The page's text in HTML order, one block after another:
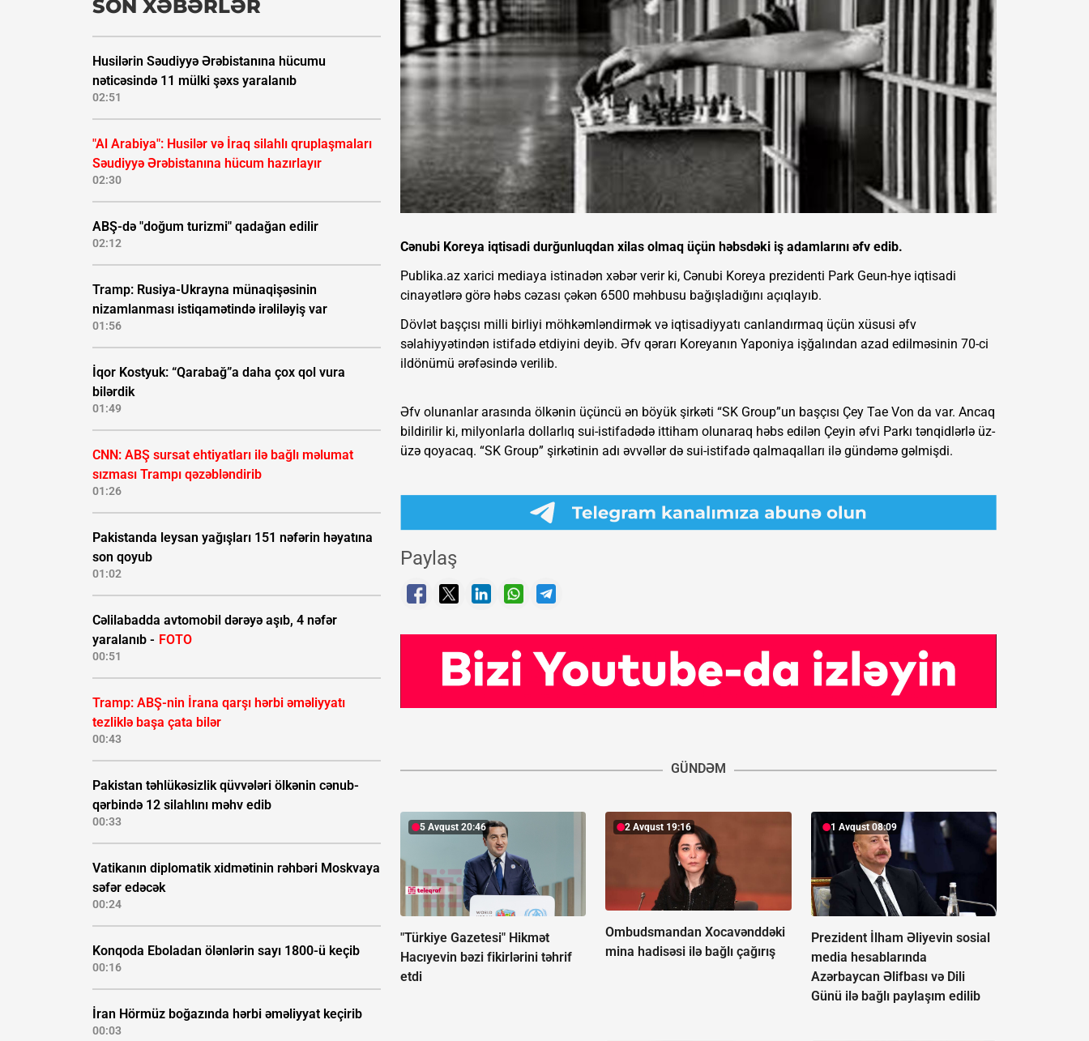
SON XƏBƏRLƏR
Husilərin Səudiyyə Ərəbistanına hücumu
nəticəsində 11 mülki şəxs yaralanıb
02:51
"Al Arabiya": Husilər və İraq silahlı qruplaşmaları
Səudiyyə Ərəbistanına hücum hazırlayır
02:30
ABŞ-də "doğum turizmi" qadağan edilir
02:12
Tramp: Rusiya-Ukrayna münaqişəsinin
nizamlanması istiqamətində irəliləyiş var
01:56
İqor Kostyuk: “Qarabağ”a daha çox qol vura
bilərdik
01:49
CNN: ABŞ sursat ehtiyatları ilə bağlı məlumat
sızması Trampı qəzəbləndirib
01:26
Pakistanda leysan yağışları 151 nəfərin həyatına
son qoyub
01:02
Cəlilabadda avtomobil dərəyə aşıb, 4 nəfər
yaralanıb - FOTO
00:51
Tramp: ABŞ-nin İrana qarşı hərbi əməliyyatı
tezliklə başa çata bilər
00:43
Pakistan təhlükəsizlik qüvvələri ölkənin cənub-
qərbində 12 silahlını məhv edib
00:33
Vatikanın diplomatik xidmətinin rəhbəri Moskvaya
səfər edəcək
00:24
Konqoda Eboladan ölənlərin sayı 1800-ü keçib
00:16
İran Hörmüz boğazında hərbi əməliyyat keçirib
00:03
Cənubi Koreya iqtisadi durğunluqdan xilas olmaq üçün həbsdəki iş adamlarını əfv edib.
Publika.az xarici mediaya istinadən xəbər verir ki, Cənubi Koreya prezidenti Park Geun-hye iqtisadi
cinayətlərə görə həbs cəzası çəkən 6500 məhbusu bağışladığını açıqlayıb.
Dövlət başçısı milli birliyi möhkəmləndirmək və iqtisadiyyatı canlandırmaq üçün xüsusi əfv
səlahiyyətindən istifadə etdiyini deyib. Əfv qərarı Koreyanın Yaponiya işğalından azad edilməsinin 70-ci
ildönümü ərəfəsində verilib.
Əfv olunanlar arasında ölkənin üçüncü ən böyük şirkəti “SK Group”un başçısı Çey Tae Von da var. Ancaq
bildirilir ki, milyonlarla dollarlıq sui-istifadədə ittiham olunaraq həbs edilən Çeyin əfvi Parkı tənqidlərlə üz-
üzə qoyacaq. “SK Group” şirkətinin adı əvvəllər də sui-istifadə qalmaqalları ilə gündəmə gəlmişdi.
Paylaş
GÜNDƏM
5 Avqust 20:46
"Türkiye Gazetesi" Hikmət
Hacıyevin bəzi fikirlərini təhrif
etdi
2 Avqust 19:16
Ombudsmandan Xocavənddəki
mina hadisəsi ilə bağlı çağırış
1 Avqust 08:09
Prezident İlham Əliyevin sosial
media hesablarında
Azərbaycan Əlifbası və Dili
Günü ilə bağlı paylaşım edilib